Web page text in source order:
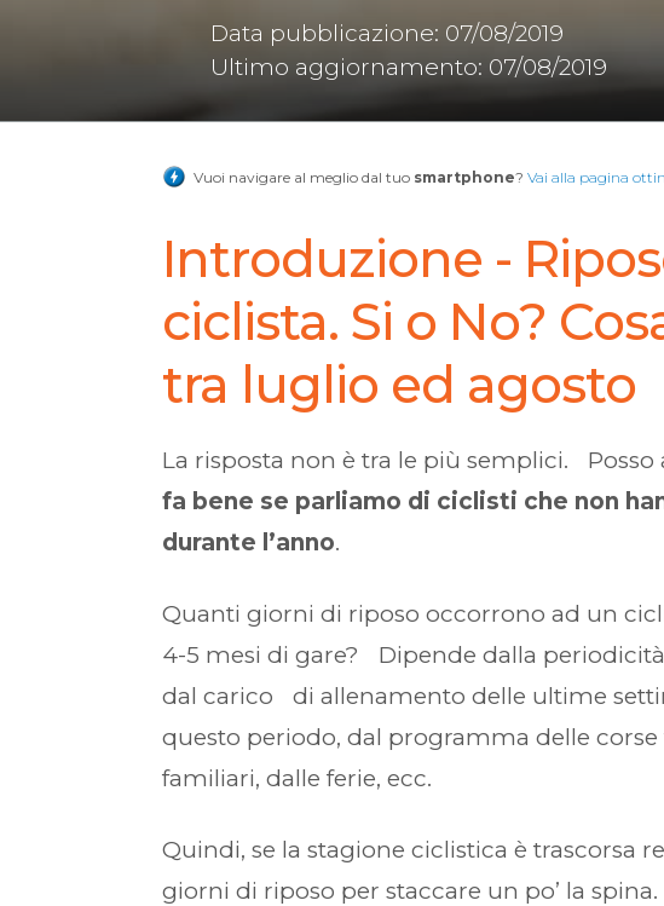
Data pubblicazione: 07/08/2019
Ultimo aggiornamento: 07/08/2019
Vuoi navigare al meglio dal tuo smartphone?Vai alla pagina
Introduzione -
ciclista. Si o No?
tra luglio ed agosto
La risposta non è tra le più semplici. Posso
fa bene se parliamo di ciclisti che non
durante l’anno.
Quanti giorni di riposo occorrono ad un
4-5 mesi di gare? Dipende dalla
dal carico di allenamento delle ultime
questo periodo, dal programma delle
familiari, dalle ferie, ecc.
Quindi, se la stagione ciclistica è trascorsa
giorni di riposo per staccare un po’ la spina.